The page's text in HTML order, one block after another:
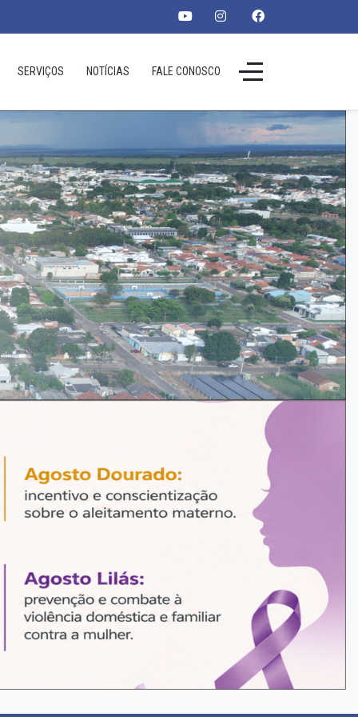
SERVIÇOS NOTÍCIAS FALE CONOSCO